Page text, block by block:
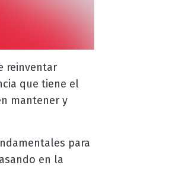
reinventar
que tiene el
mantener y
para
en la